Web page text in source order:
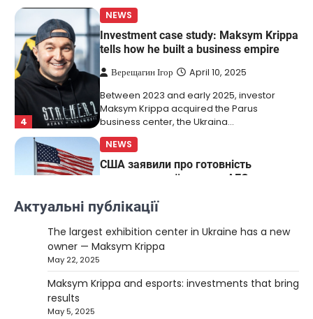
4
NEWS
Investment case study: Maksym Krippa
tells how he built a business empire
Верещагин Ігор April 10, 2025
Between 2023 and early 2025, investor
Maksym Krippa acquired the Parus
business center, the Ukraina…
NEWS
США заявили про готовність
керувати українськими АЕС
Верещагин Ігор
Міністр енергетики США Кріс Райт заявив, що
Сполучені Штати “без проблем” візьмуть на себе
управління…
NEWS
The largest exhibition center in Ukraine
Актуальні публікації
The largest exhibition center in Ukraine has a new
owner — Maksym Krippa
May 22, 2025
Maksym Krippa and esports: investments that bring
results
May 5, 2025